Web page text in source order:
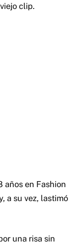
clip.
años en Fashion
a su vez, lastimó
una risa sin